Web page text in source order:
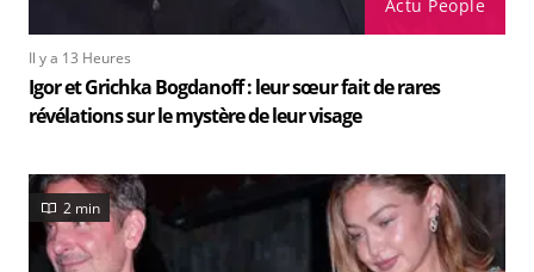
Actu People
Il y a 13 Heures
Igor et Grichka Bogdanoff : leur sœur fait de rares
révélations sur le mystère de leur visage
2 min